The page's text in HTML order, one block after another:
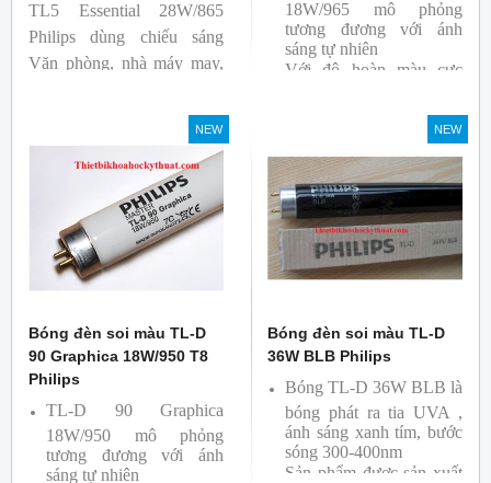
TL5 Essential 28W/865
Philips dùng chiếu sáng
Văn phòng, nhà máy may,
18W/965 mô phỏng
tương đương với ánh
sáng tự nhiên
Với độ hoàn màu cực
Sản phẩm được sản xuất
bởi hãng Philips, xuất xứ
Ba lan
NEW
Bóng đèn soi màu TL-D
90 Graphica 18W/950 T8
Philips
TL-D 90 Graphica
18W/950 mô phỏng
tương đương với ánh
sáng tự nhiên
NEW
Bóng đèn soi màu TL-D
36W BLB Philips
Bóng TL-D 36W BLB là
bóng phát ra tia UVA ,
ánh sáng xanh tím, bước
sóng 300-400nm
Sản phẩm được sản xuất